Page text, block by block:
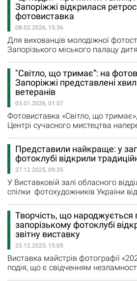
експеримент: закарбувати
на одній плівці. Спершу Єгор
після чого…
Запоріжжі відкрилася
фотовиставка
08.02.2026, 15:36
Для вихованців молодіжної
Запорізького міського палацу
україно-італійському конкурсі
який відбувся в кінці січня, було
запоріжці завоювали 11 нагород.
Дворного отримала Гран-Прі.
"Світло, що тримає”: на
Запоріжжі представлені
ветеранів
03.01.2026, 01:07
Фотовиставка «Світло, що
Центрі сучасного мистецтва
діючим військовослужбовцям.
представлені 16 історій. Кожен
світло, що надихає або тримає
моменти. Для більшості це тепло
Представили найкраще: у
фотоклубі відкрили
27.12.2025, 09:35
У Виставковій залі обласного
спілки фотохудожників України
фотохудожників, на якій свою
автор. В експозиції розмістили 74
художня рада — голова
відділення НСФХУ Олег
Валерій Кошеленко…
Творчість, що народжується
запорізькому фотоклубі
звітну виставку
23.12.2025, 15:05
Виставка майстрів фотографії
подія, що є свідченням